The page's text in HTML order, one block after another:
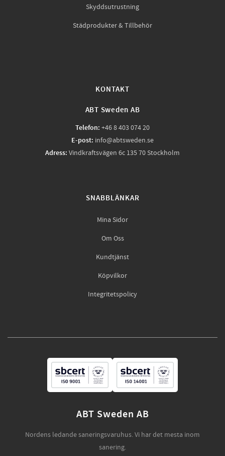
Skyddsutrustning
Städprodukter & Tillbehör
KONTAKT
ABT Sweden AB
Telefon: +46 8 403 074 20
E-post: info@abtsweden.se
Adress: Vindkraftsvägen 6c 135 70 Stockholm
SNABBLÄNKAR
Mina Sidor
Om Oss
Kundtjänst
Köpvilkor
Integritetspolicy
ABT Sweden AB
Nordens ledande saneringsvaruhus. Vi har det mesta inom
sanering.